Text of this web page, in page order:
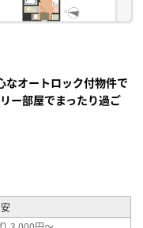
なオートロック付物件で
ー部屋でまったり過ご